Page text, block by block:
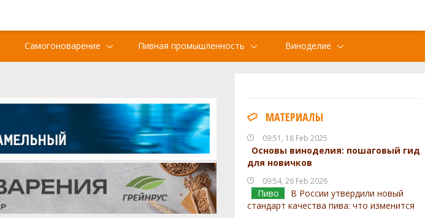
Самогоноварение Пивная промышленность Виноделие
МАТЕРИАЛЫ
09:51, 18 Feb 2025
Основы виноделия: пошаговый гид
для новичков
09:54, 26 Feb 2026
Пиво
В России утвердили новый
стандарт качества пива: что изменится